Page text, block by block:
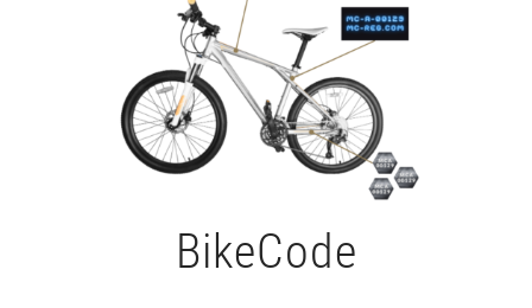
BikeCode